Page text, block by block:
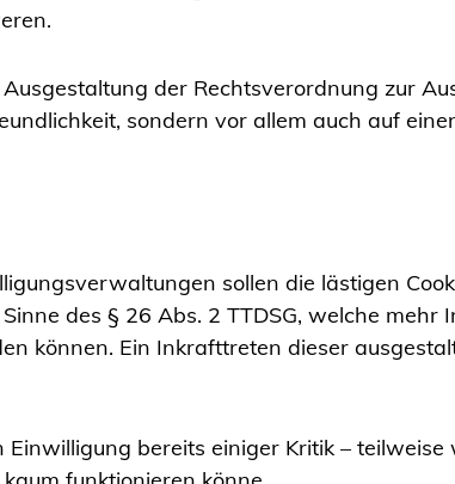
der Rechtsverordnung zur
sondern vor allem auch auf
sollen die lästigen
des § 26 Abs. 2 TTDSG, welche
können. Ein Inkrafttreten dieser
bereits einiger Kritik –